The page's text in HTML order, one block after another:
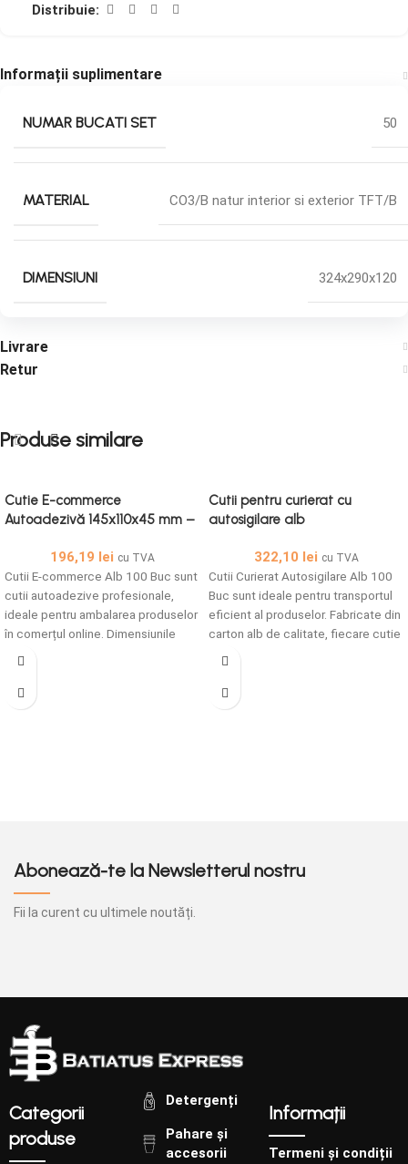
Distribuie:
Informații suplimentare
NUMAR BUCATI SET 50
MATERIAL CO3/B natur interior si exterior TFT/B
DIMENSIUNI 324x290x120
Livrare
Retur
Produse similare
Cutie E-commerce
Autoadezivă 145x110x45 mm –
Cutii E-commerce Alb 100 Buc
196,19 lei cu TVA
Cutii E-commerce Alb 100 Buc sunt
cutii autoadezive profesionale,
ideale pentru ambalarea produselor
în comerțul online. Dimensiunile
Aceste cutii sunt fabricate din
Cutii pentru curierat cu
autosigilare alb
Cutii Curierat Autosigilare Alb
100 Buc
322,10 lei cu TVA
Cutii Curierat Autosigilare Alb 100
Buc sunt ideale pentru transportul
eficient al produselor. Fabricate din
carton alb de calitate, fiecare cutie
Abonează-te la Newsletterul nostru
Fii la curent cu ultimele noutăți.
Categorii
produse
Detergenți
Pahare și
accesorii
Informații
Termeni și condiții